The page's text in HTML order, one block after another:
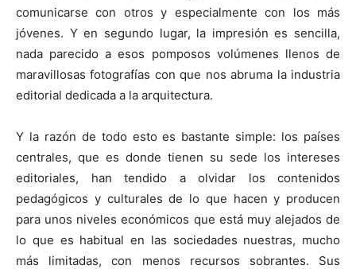
comunicarse con otros y especialmente con los más
jóvenes. Y en segundo lugar, la impresión es sencilla,
nada parecido a esos pomposos volúmenes llenos de
maravillosas fotografías con que nos abruma la industria
editorial dedicada a la arquitectura.
Y la razón de todo esto es bastante simple: los países
centrales, que es donde tienen su sede los intereses
editoriales, han tendido a olvidar los contenidos
pedagógicos y culturales de lo que hacen y producen
para unos niveles económicos que está muy alejados de
lo que es habitual en las sociedades nuestras, mucho
más limitadas, con menos recursos sobrantes. Sus